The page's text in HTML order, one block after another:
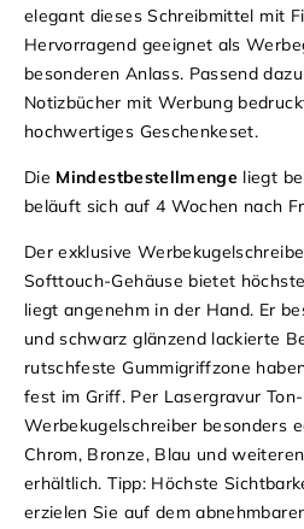
elegant dieses Schreibmittel mit
Hervorragend geeignet als
besonderen Anlass. Passend
Notizbücher mit Werbung
hochwertiges Geschenkeset.
Die Mindestbestellmenge liegt
beläuft sich auf 4 Wochen nach
Der exklusive
Softtouch-Gehäuse bietet
liegt angenehm in der Hand. Er
und schwarz glänzend lackierte
rutschfeste Gummigriffzone
fest im Griff. Per Lasergravur
Werbekugelschreiber besonders
Chrom, Bronze, Blau und
erhältlich. Tipp: Höchste
erzielen Sie auf dem